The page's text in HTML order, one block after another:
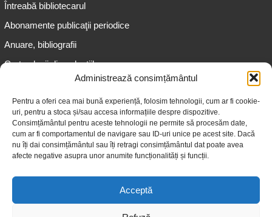
Administrează consimțământul
Pentru a oferi cea mai bună experiență, folosim tehnologii, cum ar fi cookie-
uri, pentru a stoca și/sau accesa informațiile despre dispozitive.
Consimțământul pentru aceste tehnologii ne permite să procesăm date,
cum ar fi comportamentul de navigare sau ID-uri unice pe acest site. Dacă
nu îți dai consimțământul sau îți retragi consimțământul dat poate avea
afecte negative asupra unor anumite funcționalități și funcții.
Acceptă
Întreabă bibliotecarul
Abonamente publicaţii periodice
Anuare, bibliografii
Cartea lunii din colecțiile
Informații pentru adolescenți
Informații pentru adulți
Informații pentru seniori